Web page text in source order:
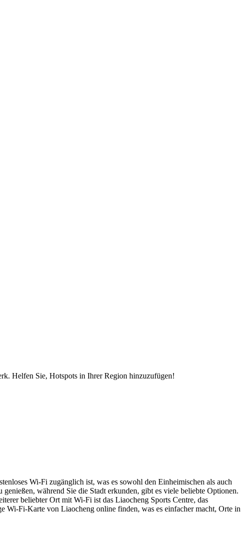
Helfen Sie, Hotspots in Ihrer Region hinzuzufügen!
Wi-Fi zugänglich ist, was es sowohl den Einheimischen als auch
während Sie die Stadt erkunden, gibt es viele beliebte Optionen.
beliebter Ort mit Wi-Fi ist das Liaocheng Sports Centre, das
Wi-Fi-Karte von Liaocheng online finden, was es einfacher macht, Orte in